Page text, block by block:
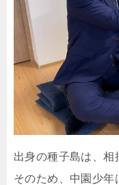
出身の種子島は、相
そのため、中園少年